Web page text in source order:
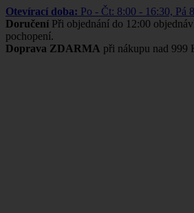
Otevírací doba: Po - Čt: 8:00 - 16:30, Pá
Doručení Při objednání do 12:00
pochopení.
Doprava ZDARMA při nákupu nad 999